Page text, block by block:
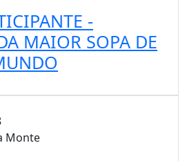
-
MAIOR SOPA DE
Monte